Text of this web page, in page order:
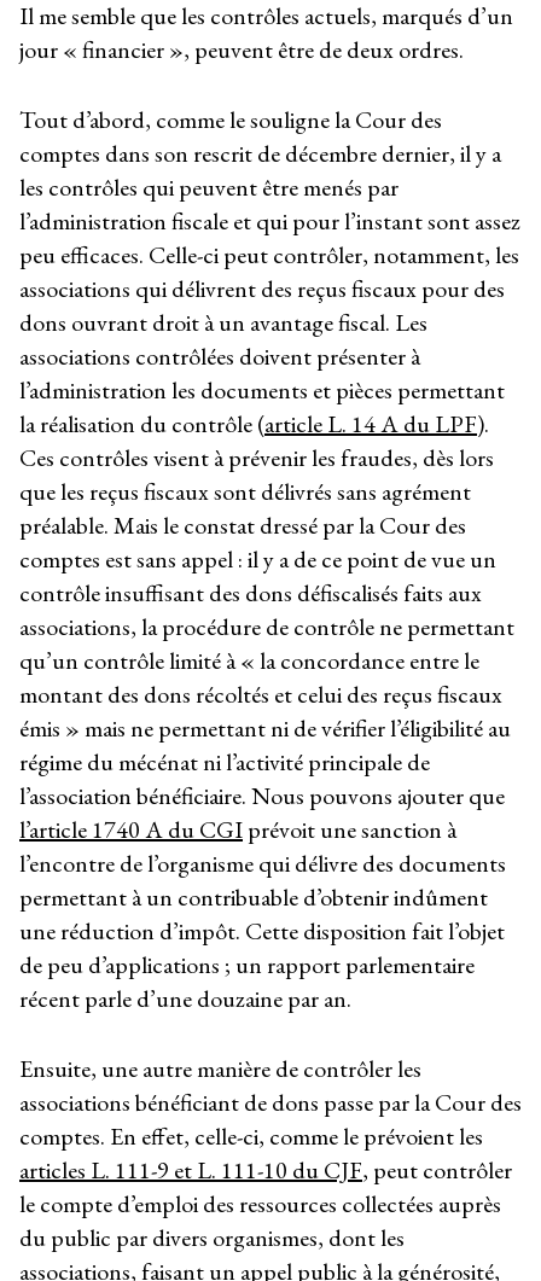
Il me semble que les contrôles actuels, marqués d’un
jour « financier », peuvent être de deux ordres.
Tout d’abord, comme le souligne la Cour des
comptes dans son rescrit de décembre dernier, il y a
les contrôles qui peuvent être menés par
l’administration fiscale et qui pour l’instant sont assez
peu efficaces. Celle-ci peut contrôler, notamment, les
associations qui délivrent des reçus fiscaux pour des
dons ouvrant droit à un avantage fiscal. Les
associations contrôlées doivent présenter à
l’administration les documents et pièces permettant
la réalisation du contrôle (article L. 14 A du LPF).
Ces contrôles visent à prévenir les fraudes, dès lors
que les reçus fiscaux sont délivrés sans agrément
préalable. Mais le constat dressé par la Cour des
comptes est sans appel : il y a de ce point de vue un
contrôle insuffisant des dons défiscalisés faits aux
associations, la procédure de contrôle ne permettant
qu’un contrôle limité à « la concordance entre le
montant des dons récoltés et celui des reçus fiscaux
émis » mais ne permettant ni de vérifier l’éligibilité au
régime du mécénat ni l’activité principale de
l’association bénéficiaire. Nous pouvons ajouter que
l’article 1740 A du CGIprévoit une sanction à
l’encontre de l’organisme qui délivre des documents
permettant à un contribuable d’obtenir indûment
une réduction d’impôt. Cette disposition fait l’objet
de peu d’applications ; un rapport parlementaire
récent parle d’une douzaine par an.
Ensuite, une autre manière de contrôler les
associations bénéficiant de dons passe par la Cour des
comptes. En effet, celle-ci, comme le prévoient les
articles L. 111-9 et L. 111-10 du CJF, peut contrôler
le compte d’emploi des ressources collectées auprès
du public par divers organismes, dont les
associations, faisant un appel public à la générosité,